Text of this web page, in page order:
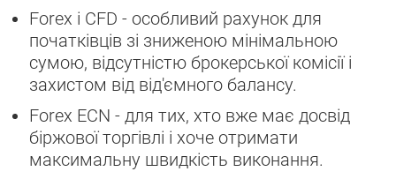
Forex і CFD - особливий рахунок для
початківців зі зниженою мінімальною
сумою, відсутністю брокерської комісії і
захистом від від'ємного балансу.
Forex ECN - для тих, хто вже має досвід
біржової торгівлі і хоче отримати
максимальну швидкість виконання.